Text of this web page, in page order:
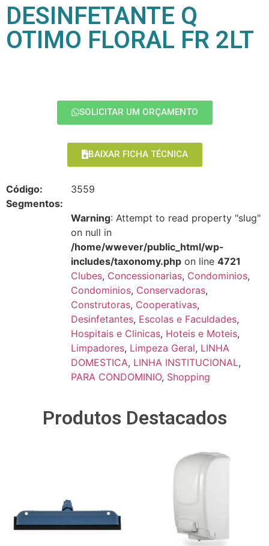
DESINFETANTE Q
OTIMO FLORAL FR 2LT
SOLICITAR UM ORÇAMENTO
BAIXAR FICHA TÉCNICA
Código:
3559
Segmentos:
Warning: Attempt to read property "slug"
on null in
/home/wwever/public_html/wp-
includes/taxonomy.php on line 4721
Clubes, Concessionarias, Condominios,
Condominios, Conservadoras,
Construtoras, Cooperativas,
Desinfetantes, Escolas e Faculdades,
Hospitais e Clinicas, Hoteis e Moteis,
Limpadores, Limpeza Geral, LINHA
DOMESTICA, LINHA INSTITUCIONAL,
PARA CONDOMINIO, Shopping
Produtos Destacados